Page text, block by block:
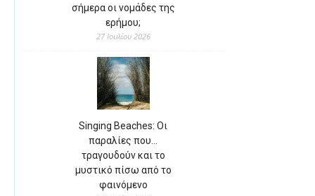
σήμερα οι νομάδες της
ερήμου;
27 Ιουλίου 2026
Singing Beaches: Οι
παραλίες που…
τραγουδούν και το
μυστικό πίσω από το
φαινόμενο